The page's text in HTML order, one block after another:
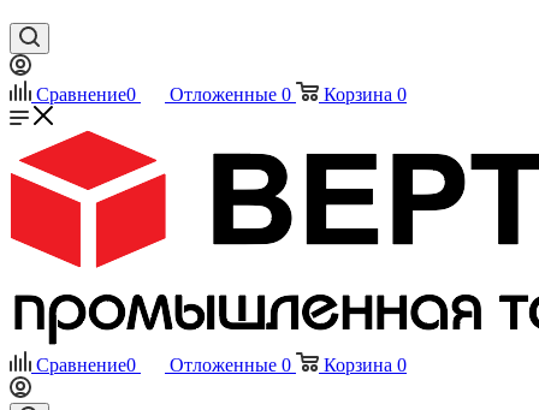
Сравнение0 Отложенные 0 Корзина 0
Сравнение0 Отложенные 0 Корзина 0